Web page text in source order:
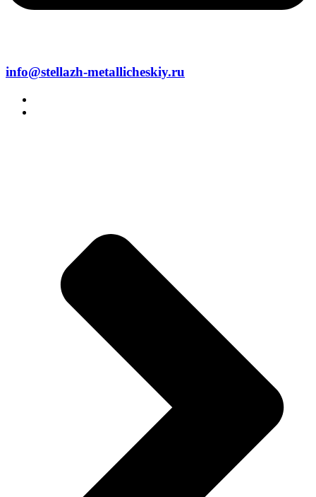
info@stellazh-metallicheskiy.ru